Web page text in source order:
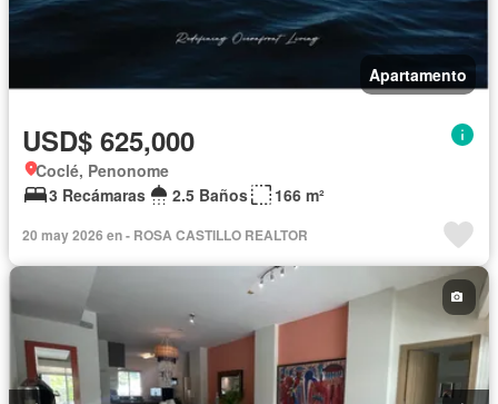
Apartamento
USD$ 625,000
Coclé, Penonome
3 Recámaras
2.5 Baños 166 m²
20 may 2026 en - ROSA CASTILLO REALTOR